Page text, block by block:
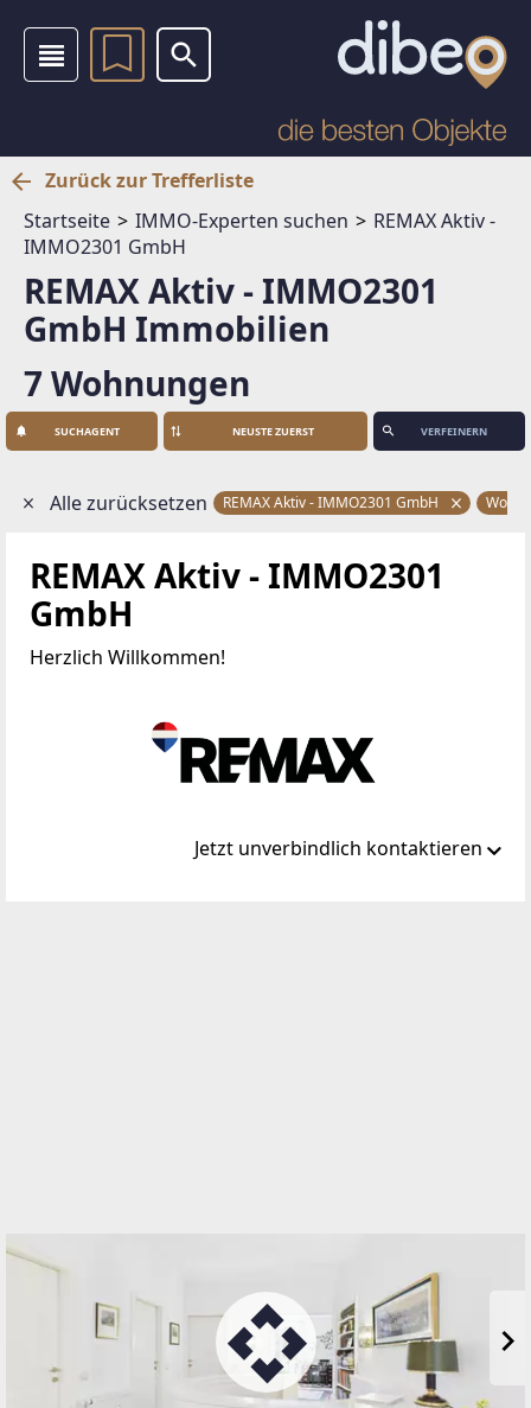
Zurück zur Trefferliste
Startseite
IMMO-Experten suchen
REMAX Aktiv -
IMMO2301 GmbH
REMAX Aktiv - IMMO2301
GmbH Immobilien
7 Wohnungen
SUCHAGENT VERFEINERN
Alle zurücksetzen REMAX Aktiv - IMMO2301 GmbH
REMAX Aktiv - IMMO2301
GmbH
Herzlich Willkommen!
Jetzt unverbindlich kontaktieren